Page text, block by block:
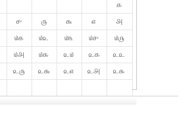
௧
௪ ௫ ௬ ௭
௮
௰௧ ௰௨ ௰௩ ௰௪
௰௫
௰௮ ௰௯ ௨௰ ௨௧
௨௨
௨௫ ௨௬ ௨௭ ௨௮
௨௯